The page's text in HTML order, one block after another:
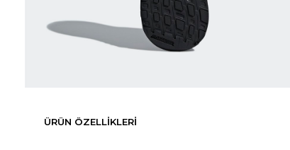
ÜRÜN ÖZELLIKLERI